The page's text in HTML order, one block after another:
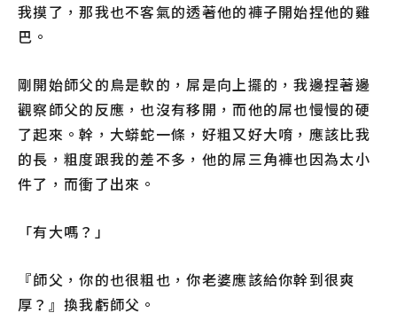
我摸了，那我也不客氣的透著他的褲子開始捏他的雞
巴。
剛開始師父的鳥是軟的，屌是向上擺的，我邊捏著邊
觀察師父的反應，也沒有移開，而他的屌也慢慢的硬
了起來。幹，大蟒蛇一條，好粗又好大唷，應該比我
的長，粗度跟我的差不多，他的屌三角褲也因為太小
件了，而衝了出來。
「有大嗎？」
『師父，你的也很粗也，你老婆應該給你幹到很爽
厚？』換我虧師父。